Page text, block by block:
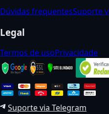
Dúvidas frequentesSuporte
Legal
Termos de usoPrivacidade
Suporte via Telegram